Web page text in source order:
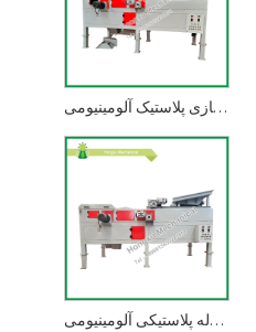
دستگاه جداسازی پلاستیک آلومینیومی
جداکننده لوله پلاستیکی آلومینیومی